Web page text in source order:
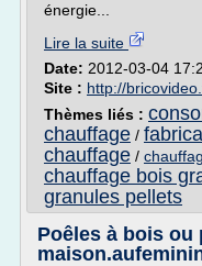
énergie...
Lire la suite
Date: 2012-03-04
Site : http://
Thèmes liés :
chauffage /
chauffage /
chauffage bois
granules pellets
Poêles à bois ou